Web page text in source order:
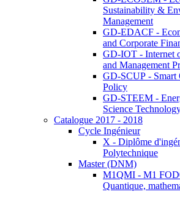
Sustainability &
Management
GD-EDACF -
and Corporate
GD-IOT - Internet
and Management
GD-SCUP - Smart
Policy
GD-STEEM -
Science
Catalogue 2017 - 2018
Cycle Ingénieur
X - Diplôme
Polytechnique
Master (DNM)
M1QMI - M1
Quantique,